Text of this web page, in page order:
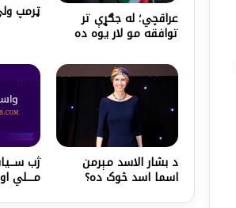
عراقچي؛ له جګړې تر
توافقه مو لار یوه ده
ټرمپ
د بشار الاسد مېرمن
اسما اسد څوک ده؟‌
ژب
مــــلي